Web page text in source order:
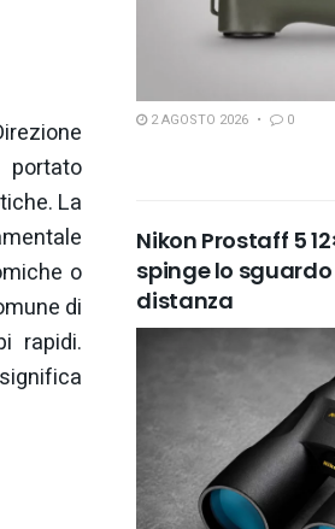
portato
La
o
di
rapidi.
2 AGOSTO 2026 0
Nikon Prostaff 5
spinge lo
distanza